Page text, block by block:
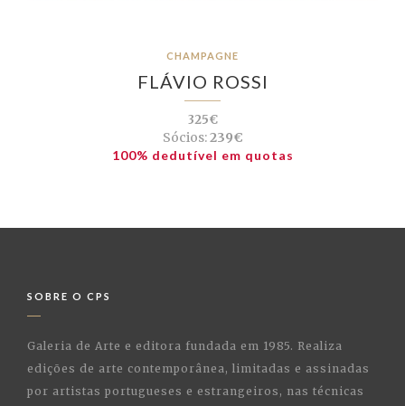
CHAMPAGNE
FLÁVIO ROSSI
325€
Sócios:239€
100% dedutível em quotas
SOBRE O CPS
Galeria de Arte e editora fundada em 1985. Realiza
edições de arte contemporânea, limitadas e assinadas
por artistas portugueses e estrangeiros, nas técnicas